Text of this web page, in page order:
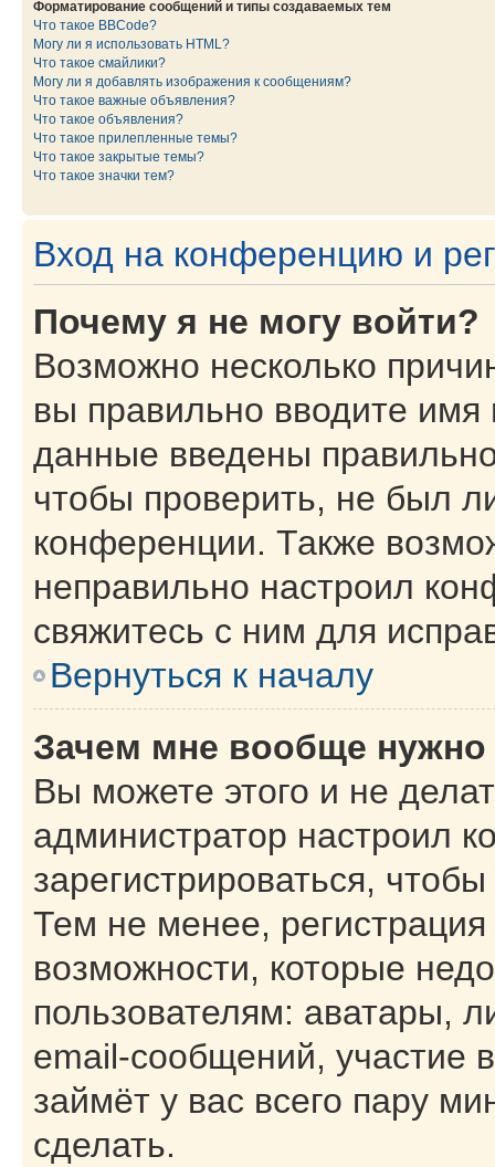
Форматирование сообщений и типы создаваемых тем
Что такое BBCode?
Могу ли я использовать HTML?
Что такое смайлики?
Могу ли я добавлять изображения к сообщениям?
Что такое важные объявления?
Что такое объявления?
Что такое прилепленные темы?
Что такое закрытые темы?
Что такое значки тем?
Вход на конференцию и
Почему я не могу войти?
Возможно несколько
вы правильно вводите имя
данные введены
чтобы проверить, не был
конференции. Также
неправильно настроил
свяжитесь с ним для
Вернуться к началу
Зачем мне вообще нужно
Вы можете этого и не
администратор настроил
зарегистрироваться,
Тем не менее,
возможности, которые
пользователям: аватары,
email-сообщений, участие
займёт у вас всего пару
сделать.